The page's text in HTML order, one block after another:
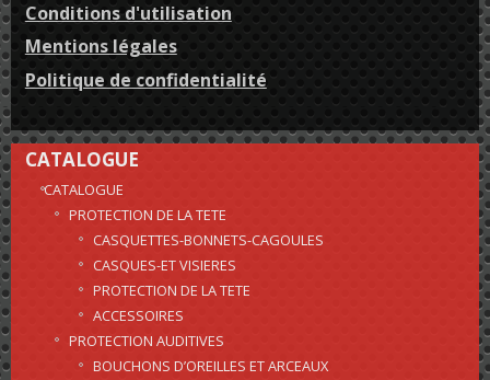
Conditions d'utilisation
Mentions légales
Politique de confidentialité
CATALOGUE
CATALOGUE
PROTECTION DE LA TETE
CASQUETTES-BONNETS-CAGOULES
CASQUES-ET VISIERES
PROTECTION DE LA TETE
ACCESSOIRES
PROTECTION AUDITIVES
BOUCHONS D’OREILLES ET ARCEAUX